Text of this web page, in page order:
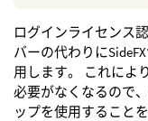
ログインライセンス
バーの代わりに
用します。 これによ
必要がなくなるので
ップを使用すること